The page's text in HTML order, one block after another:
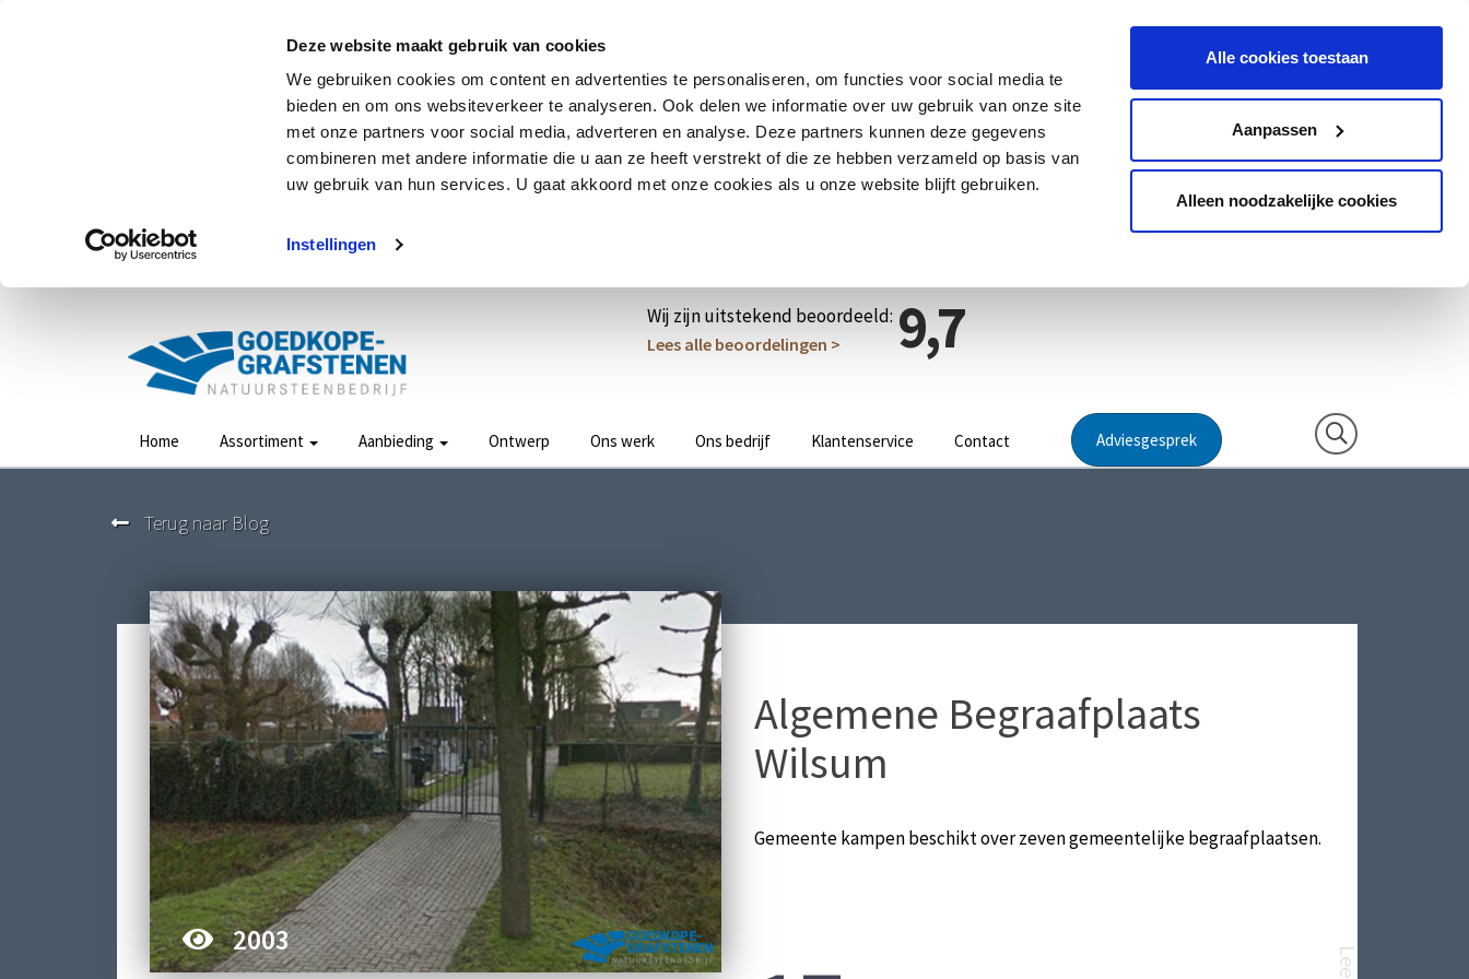
Deze website maakt gebruik van cookies
We gebruiken cookies om content en advertenties te personaliseren, om functies voor social media te
bieden en om ons websiteverkeer te analyseren. Ook delen we informatie over uw gebruik van onze site
met onze partners voor social media, adverteren en analyse. Deze partners kunnen deze gegevens
combineren met andere informatie die u aan ze heeft verstrekt of die ze hebben verzameld op basis van
uw gebruik van hun services. U gaat akkoord met onze cookies als u onze website blijft gebruiken.
Instellingen
Alle cookies toestaan
Aanpassen
Alleen noodzakelijke cookies
Wij zijn uitstekend beoordeeld: 9,7
Lees alle beoordelingen >
Home Assortiment Aanbieding Ontwerp Ons werk Ons bedrijf Klantenservice Contact Adviesgesprek
Terug naar Blog
2003
Algemene Begraafplaats
Wilsum
Gemeente kampen beschikt over zeven gemeentelijke begraafplaatsen.